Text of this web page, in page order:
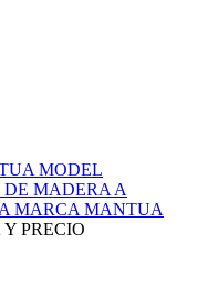
MODEL
MADERA A
MARCA MANTUA
PRECIO